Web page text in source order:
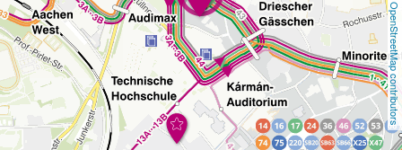
OpenStreetMap contributors